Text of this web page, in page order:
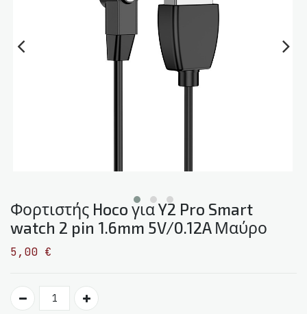
Φορτιστής Hoco για Y2 Pro Smart
watch 2 pin 1.6mm 5V/0.12A Μαύρο
5,00 €